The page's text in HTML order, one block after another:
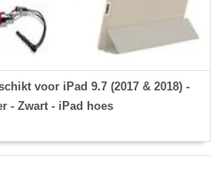
voor iPad 9.7 (2017 & 2018) -
- Zwart - iPad hoes